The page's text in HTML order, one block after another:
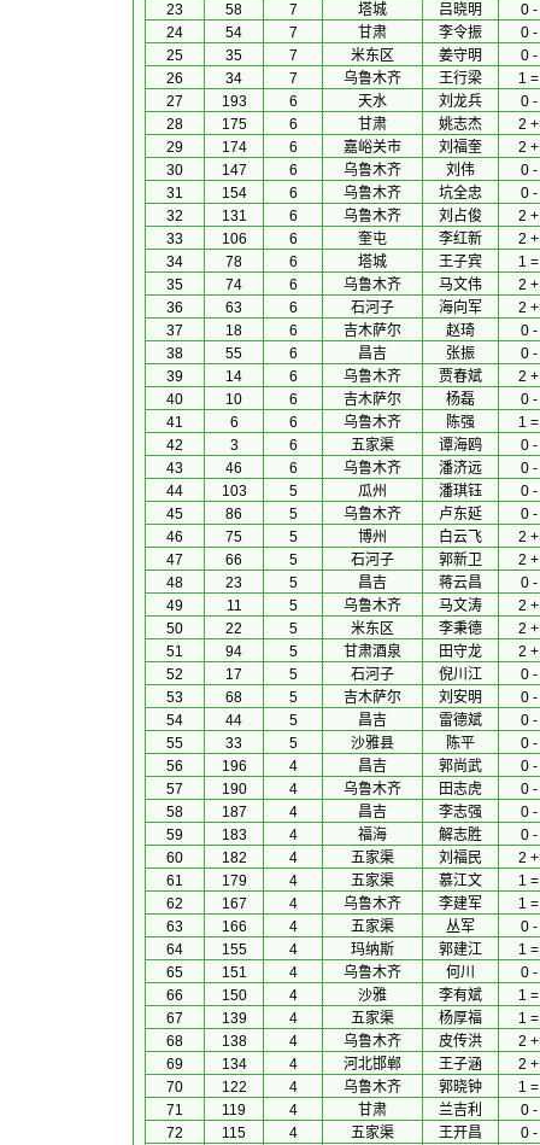
23
58 7 塔城 吕晓明
0 -
24
54 7 甘肃 李令振
0 -
25
35 7 米东区 姜守明
0 -
26
34 7 乌鲁木齐 王行梁
1
27
193 6 天水 刘龙兵
0 -
28
175 6 甘肃 姚志杰
2
29
174 6 嘉峪关市 刘福奎
2
30
147 6 乌鲁木齐 刘伟
0 -
31
154 6 乌鲁木齐 坑全忠
0 -
32
131 6 乌鲁木齐 刘占俊
2
33
106 6 奎屯 李红新
2
34
78 6 塔城 王子宾
1
35
74 6 乌鲁木齐 马文伟
2
36
63 6 石河子 海向军
2
37
18 6 吉木萨尔 赵琦
0 -
38
55 6 昌吉 张振
0 -
39
14 6 乌鲁木齐 贾春斌
2
40
10 6 吉木萨尔 杨磊
0 -
41
6 6 乌鲁木齐 陈强
1
42
3 6 五家渠 谭海鸥
0 -
43
46 6 乌鲁木齐 潘济远
0 -
44
103 5 瓜州 潘琪钰
0 -
45
86 5 乌鲁木齐 卢东延
0 -
46
75 5 博州 白云飞
2
47
66 5 石河子 郭新卫
2
48
23 5 昌吉 蒋云昌
0 -
49
11 5 乌鲁木齐 马文涛
2
50
22 5 米东区 李秉德
2
51
94 5 甘肃酒泉 田守龙
2
52
17 5 石河子 倪川江
0 -
53
68 5 吉木萨尔 刘安明
0 -
54
44 5 昌吉 雷德斌
0 -
55
33 5 沙雅县 陈平
0 -
56
196 4 昌吉 郭尚武
0 -
57
190 4 乌鲁木齐 田志虎
0 -
58
187 4 昌吉 李志强
0 -
59
183 4 福海 解志胜
0 -
60
182 4 五家渠 刘福民
2
61
179 4 五家渠 慕江文
1
62
167 4 乌鲁木齐 李建军
1
63
166 4 五家渠 丛军
0 -
64
155 4 玛纳斯 郭建江
1
65
151 4 乌鲁木齐 何川
0 -
66
150 4 沙雅 李有斌
1
67
139 4 五家渠 杨厚福
1
68
138 4 乌鲁木齐 皮传洪
2
69
134 4 河北邯郸 王子涵
2
70
122 4 乌鲁木齐 郭晓钟
1
71
119 4 甘肃 兰吉利
0 -
72
115 4 五家渠 王开昌
0 -